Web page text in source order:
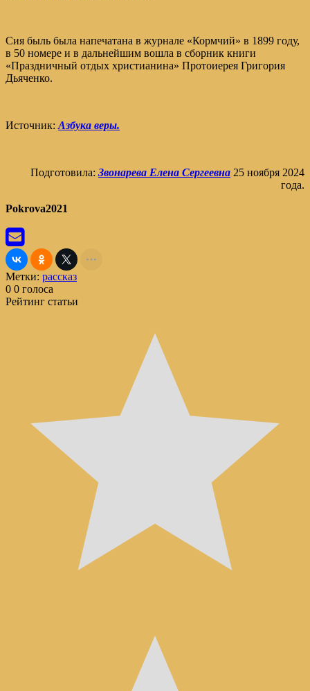
Сия быль была напечатана в журнале «Кормчий» в 1899 году,
в 50 номере и в дальнейшим вошла в сборник книги
«Праздничный отдых христианина» Протоиерея Григория
Дьяченко.
Источник: Азбука веры.
Подготовила: Звонарева Елена Сергеевна 25 ноября 2024
года.
Pokrova2021
Метки: рассказ
0 0 голоса
Рейтинг статьи